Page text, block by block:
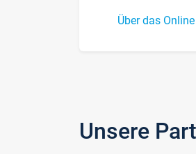
Über das
Unsere